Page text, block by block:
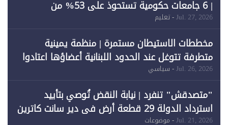
| 6 جامعات حكومية تستحوذ على 53% من
Jul. 27, 2026- تعليم
مخططات الاستيطان مستمرة | منظمة يمينية
متطرفة تتوغل عند الحدود اللبنانية أعضاؤها اعتادوا
خرق الحدود
Jul. 26, 2026- سياسي
"متصدقش" تنفرد | نيابة النقض تُوصي بتأييد
استرداد الدولة 29 قطعة أرض في دير سانت كاترين
Jul. 21, 2026- موضوعات